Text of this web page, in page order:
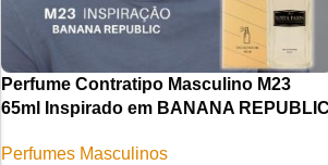
Perfume Contratipo Masculino M23
65ml Inspirado em BANANA REPUBLIC
Perfumes Masculinos